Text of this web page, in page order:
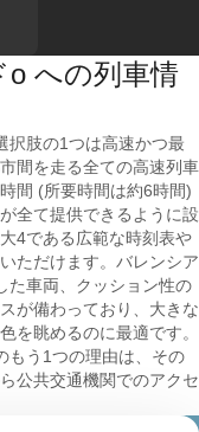
への列車情
択肢の1つは高速かつ最
間を走る全ての高速列車
間 (所要時間は約6時間)
全て提供できるように設
4である広範な時刻表や
ただけます。バレンシア
た車両、クッション性の
が備わっており、大きな
を眺めるのに最適です。
もう1つの理由は、その
公共交通機関でのアクセ